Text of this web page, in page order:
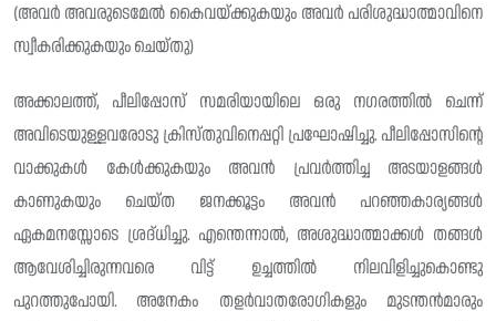
(അവർ അവരുടെമേൽ കൈവയ്ക്കുകയും അവർ പരിശുദ്ധാത്മാവിനെ
സ്വീകരിക്കുകയും ചെയ്തു)
അക്കാലത്ത്, പീലിപ്പോസ് സമരിയായിലെ ഒരു നഗരത്തിൽ ചെന്ന്
അവിടെയുള്ളവരോടു ക്രിസ്‌തുവിനെപ്പറ്റി പ്രഘോഷിച്ചു. പീലിപ്പോസിന്റെ
വാക്കുകൾ കേൾക്കുകയും അവൻ പ്രവർത്തിച്ച അടയാളങ്ങൾ
കാണുകയും ചെയ്ത ജനക്കൂട്ടം അവൻ പറഞ്ഞകാര്യങ്ങൾ
ഏകമനസ്സോടെ ശ്രദ്‌ധിച്ചു. എന്തെന്നാൽ, അശുദ്ധാത്മാക്കൾ തങ്ങൾ
ആവേശിച്ചിരുന്നവരെ വിട്ട് ഉച്ചത്തിൽ നിലവിളിച്ചുകൊണ്ടു
പുറത്തുപോയി. അനേകം തളർവാതരോഗികളും മുടന്തൻമാരും